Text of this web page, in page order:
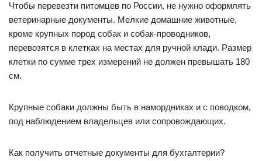
Чтобы перевезти питомцев по России, не нужно оформлять
ветеринарные документы. Мелкие домашние животные,
кроме крупных пород собак и собак-проводников,
перевозятся в клетках на местах для ручной клади. Размер
клетки по сумме трех измерений не должен превышать 180
см.
Крупные собаки должны быть в намордниках и с поводком,
под наблюдением владельцев или сопровождающих.
Как получить отчетные документы для бухгалтерии?